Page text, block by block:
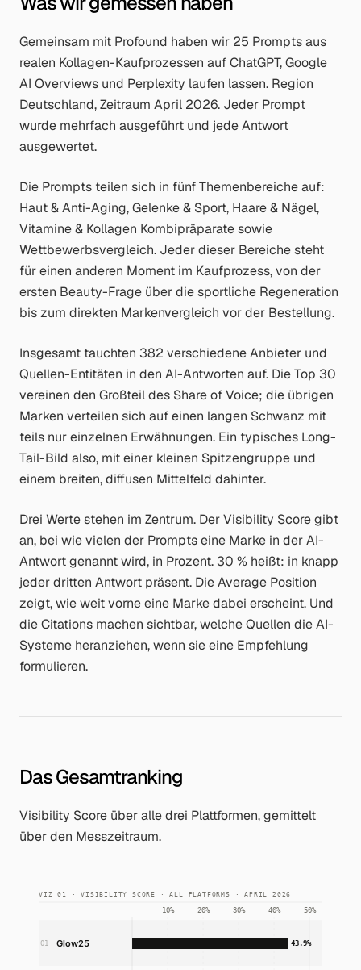
Gemeinsam mit Profound haben wir 25 Prompts aus
realen Kollagen-Kaufprozessen auf ChatGPT, Google
AI Overviews und Perplexity laufen lassen. Region
Deutschland, Zeitraum April 2026. Jeder Prompt
wurde mehrfach ausgeführt und jede Antwort
ausgewertet.
Die Prompts teilen sich in fünf Themenbereiche auf:
Haut & Anti-Aging, Gelenke & Sport, Haare & Nägel,
Vitamine & Kollagen Kombipräparate sowie
Wettbewerbsvergleich. Jeder dieser Bereiche steht
für einen anderen Moment im Kaufprozess, von der
ersten Beauty-Frage über die sportliche Regeneration
bis zum direkten Markenvergleich vor der Bestellung.
Insgesamt tauchten 382 verschiedene Anbieter und
Quellen-Entitäten in den AI-Antworten auf. Die Top 30
vereinen den Großteil des Share of Voice; die übrigen
Marken verteilen sich auf einen langen Schwanz mit
teils nur einzelnen Erwähnungen. Ein typisches Long-
Tail-Bild also, mit einer kleinen Spitzengruppe und
einem breiten, diffusen Mittelfeld dahinter.
Drei Werte stehen im Zentrum. Der Visibility Score gibt
an, bei wie vielen der Prompts eine Marke in der AI-
Antwort genannt wird, in Prozent. 30 % heißt: in knapp
jeder dritten Antwort präsent. Die Average Position
zeigt, wie weit vorne eine Marke dabei erscheint. Und
die Citations machen sichtbar, welche Quellen die AI-
Systeme heranziehen, wenn sie eine Empfehlung
formulieren.
Das Gesamtranking
Visibility Score über alle drei Plattformen, gemittelt
über den Messzeitraum.